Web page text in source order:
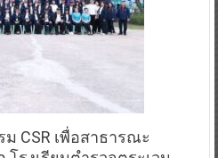
CSR เพื่อสาธารณะ